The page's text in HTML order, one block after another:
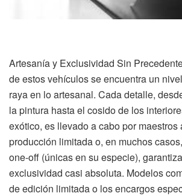
Artesanía y Exclusividad Sin
de estos vehículos se encuentra un
raya en lo artesanal. Cada detalle,
la pintura hasta el cosido de los
exótico, es llevado a cabo por maestros
producción limitada o, en muchos
one-off (únicas en su especie),
exclusividad casi absoluta. Modelos
de edición limitada o los encargos